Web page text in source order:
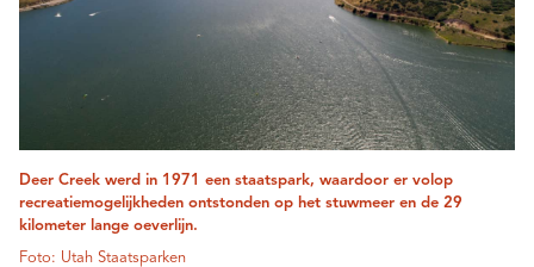
Deer Creek werd in 1971 een staatspark, waardoor er volop
recreatiemogelijkheden ontstonden op het stuwmeer en de 29
kilometer lange oeverlijn.
Foto: Utah Staatsparken